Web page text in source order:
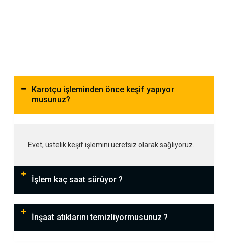
Karotçu işleminden önce keşif yapıyor
musunuz?
Evet, üstelik keşif işlemini ücretsiz olarak sağlıyoruz.
İşlem kaç saat sürüyor ?
İnşaat atıklarını temizliyormusunuz ?